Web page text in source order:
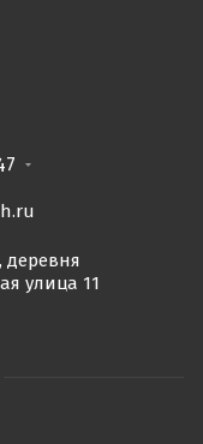
деревня
улица 11